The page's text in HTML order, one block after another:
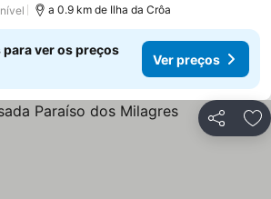
a 0.9 km de Ilha da Crôa
para ver os preços
Ver preços
Partilhar